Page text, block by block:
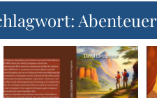
Abenteuer